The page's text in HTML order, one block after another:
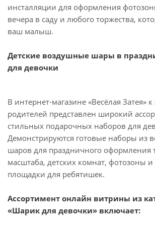
инсталляции для оформления
вечера в саду и любого торжества,
ваш малыш.
Детские воздушные шары в
для девочки
В интернет-магазине «Весёлая Затея»
родителей представлен широкий
стильных подарочных наборов для
Демонстрируются готовые наборы из
шаров для праздничного оформления
масштаба, детских комнат, фотозоны
площадки для ребятишек.
Ассортимент онлайн витрины из
«Шарик для девочки» включает: